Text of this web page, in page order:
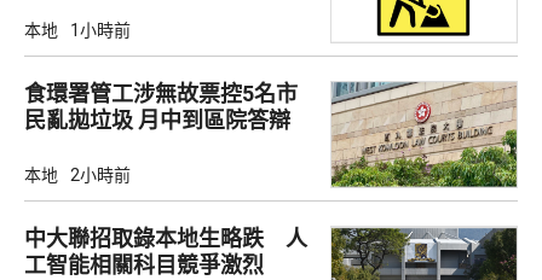
本地 1小時前
食環署管工涉無故票控5名市
民亂拋垃圾 月中到區院答辯
本地 2小時前
中大聯招取錄本地生略跌 人
工智能相關科目競爭激烈